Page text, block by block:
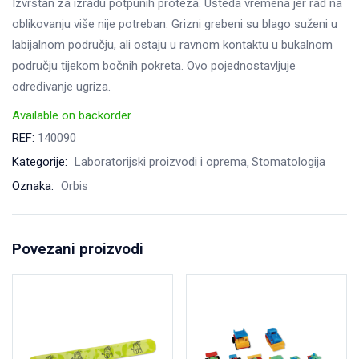
Izvrstan za izradu potpunih proteza. Ušteda vremena jer rad na
oblikovanju više nije potreban. Grizni grebeni su blago suženi u
labijalnom području, ali ostaju u ravnom kontaktu u bukalnom
području tijekom bočnih pokreta. Ovo pojednostavljuje
određivanje ugriza.
Available on backorder
REF: 140090
Kategorije: Laboratorijski proizvodi i oprema Stomatologija
Oznaka: Orbis
Povezani proizvodi